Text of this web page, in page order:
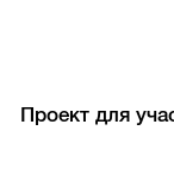
Проект для